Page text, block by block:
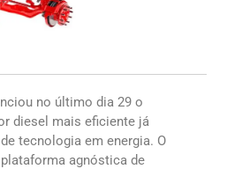
no último dia 29 o
diesel mais eficiente já
tecnologia em energia. O
agnóstica de